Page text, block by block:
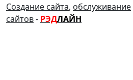
Создание сайта, обслуживание
сайтов- РЭДЛАЙН